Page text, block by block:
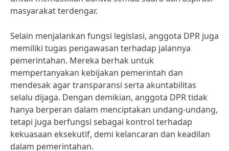
masyarakat terdengar.
Selain menjalankan fungsi legislasi, anggota DPR juga
memiliki tugas pengawasan terhadap jalannya
pemerintahan. Mereka berhak untuk
mempertanyakan kebijakan pemerintah dan
mendesak agar transparansi serta akuntabilitas
selalu dijaga. Dengan demikian, anggota DPR tidak
hanya berperan dalam menciptakan undang-undang,
tetapi juga berfungsi sebagai kontrol terhadap
kekuasaan eksekutif, demi kelancaran dan keadilan
dalam pemerintahan.